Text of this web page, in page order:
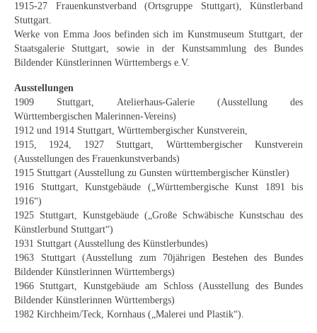
Weitere
Expressiver Realismus
Motive
Abstraktion
Industrie & Arbeit
Mediterrane Landschaft
Süddeutsche Landschaft
Selbstbildnisse
Stillleben
Neues
1915-27 Frauenkunstverband (Ortsgruppe Stuttgart), Künstlerband
Stuttgart.
Werke von Emma Joos befinden sich im Kunstmuseum Stuttgart, der
Staatsgalerie Stuttgart, sowie in der Kunstsammlung des Bundes
Bildender Künstlerinnen Württembergs e.V.
Ausstellungen
1909 Stuttgart, Atelierhaus-Galerie (Ausstellung des
Württembergischen Malerinnen-Vereins)
1912 und 1914 Stuttgart, Württembergischer Kunstverein,
1915, 1924, 1927 Stuttgart, Württembergischer Kunstverein
(Ausstellungen des Frauenkunstverbands)
1915 Stuttgart (Ausstellung zu Gunsten württembergischer Künstler)
1916 Stuttgart, Kunstgebäude („Württembergische Kunst 1891 bis
1916“)
1925 Stuttgart, Kunstgebäude („Große Schwäbische Kunstschau des
Künstlerbund Stuttgart“)
1931 Stuttgart (Ausstellung des Künstlerbundes)
1963 Stuttgart (Ausstellung zum 70jährigen Bestehen des Bundes
Bildender Künstlerinnen Württembergs)
1966 Stuttgart, Kunstgebäude am Schloss (Ausstellung des Bundes
Bildender Künstlerinnen Württembergs)
1982 Kirchheim/Teck, Kornhaus („Malerei und Plastik“).